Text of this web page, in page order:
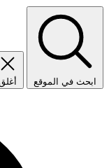
ابحث في الموقع